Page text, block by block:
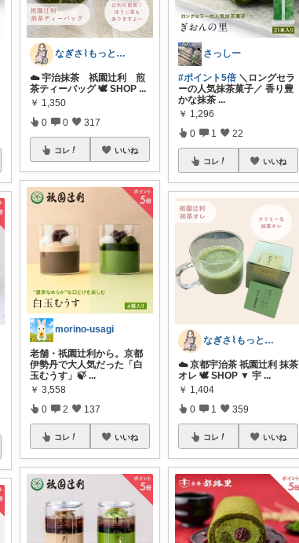
なぎさ⌇もっと自分を好きになる『暮らし』
☁️ 宇治抹茶 祇園辻利 煎
茶ティーバッグ 🕊️ SHOP...
￥ 1,350
0 0 317
コレ いいね
morino-usagi
老舗・祇園辻利から。京都
伊勢丹で大人気だった「白
玉むうす」🍃...
￥ 3,558
0 2 137
コレ いいね
さっしー
#ポイント5倍 ＼ロングセラ
ーの人気抹茶菓子／ 香り豊
かな抹茶 ...
￥ 1,296
0 1 22
コレ いいね
なぎさ⌇もっと自分を好きになる『暮らし』
☁️ 京都宇治茶 祇園辻利 抹茶
オレ 🕊️ SHOP ▼ 宇 ...
￥ 1,404
0 1 359
コレ いいね